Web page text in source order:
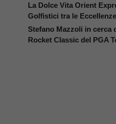
La Dolce Vita Orient
Golfistici tra le
Stefano Mazzoli in cerca
Rocket Classic del PGA